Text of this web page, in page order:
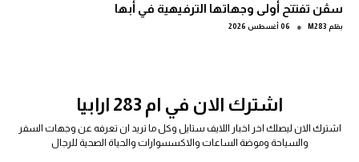
سڤن تفتتح أولى وجهاتها الترفيهية في أبها
بقلم M283
● 06 أغسطس 2026
اشترك الان في ام 283 ارابيا
اشترك الان ليصلك اخر اخبار اللايف ستايل وكل ما تريد ان تعرفه عن وجهات السفر
والسياحة وموضة الساعات والاكسسوارات والحياة الصحية للرجال